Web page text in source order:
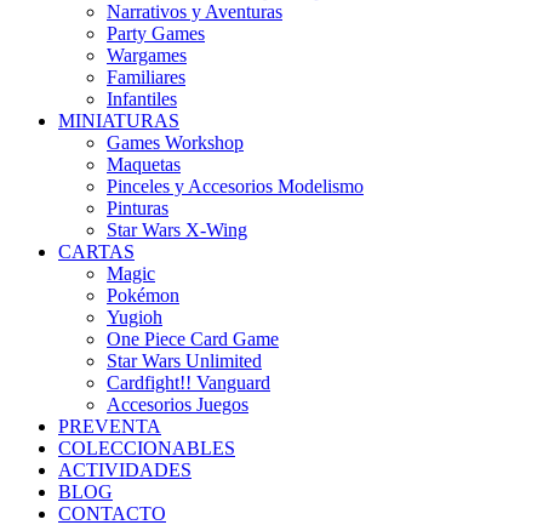
Narrativos y Aventuras
Party Games
Wargames
Familiares
Infantiles
MINIATURAS
Games Workshop
Maquetas
Pinceles y Accesorios Modelismo
Pinturas
Star Wars X-Wing
CARTAS
Magic
Pokémon
Yugioh
One Piece Card Game
Star Wars Unlimited
Cardfight!! Vanguard
Accesorios Juegos
PREVENTA
COLECCIONABLES
ACTIVIDADES
BLOG
CONTACTO